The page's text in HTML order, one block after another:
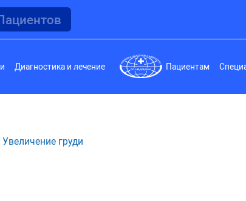
Диагностика и лечение Пациентам
Увеличение груди